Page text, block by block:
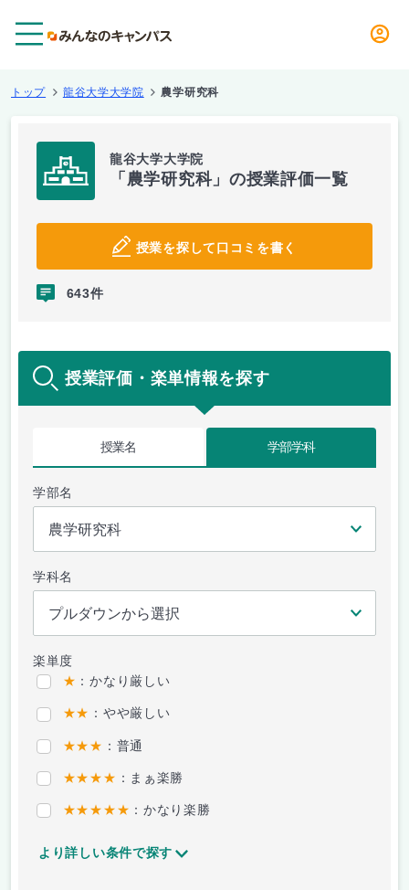
トップ 龍谷大学大学院 農学研究科
龍谷大学大学院
「農学研究科」の授業評価一覧
授業を探して口コミを書く
643件
授業評価・楽単情報を探す
授業名 学部学科
学部名
学科名
楽単度
★ ：かなり厳しい
★★ ：やや厳しい
★★★ ：普通
★★★★ ：まぁ楽勝
★★★★★ ：かなり楽勝
より詳しい条件で探す